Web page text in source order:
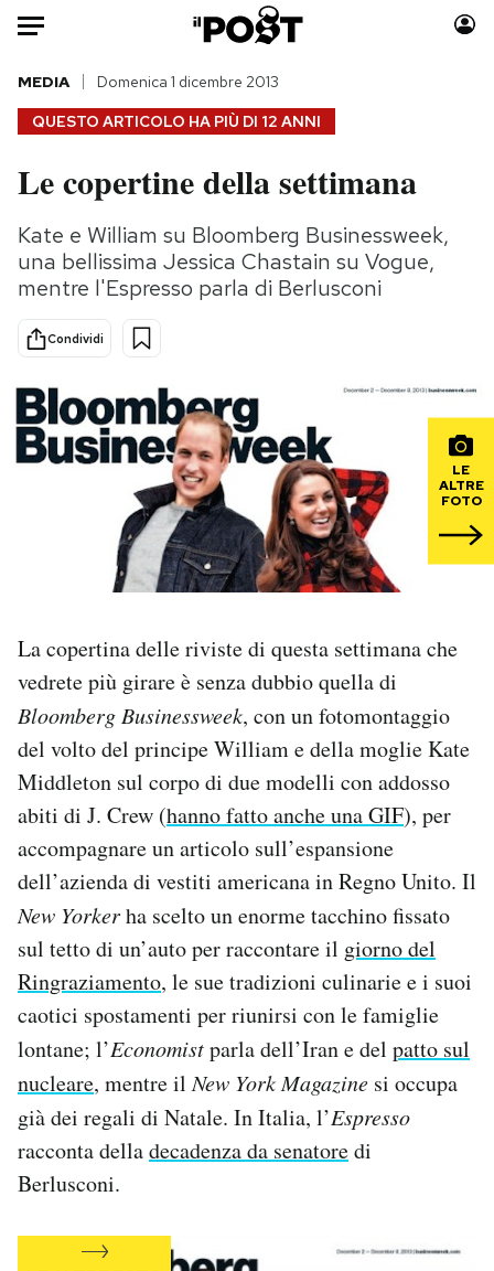
Auto
HOME
Italia
Politica
Tecnologia
Scienza
Economia
Sport
Moda
Consumismi
Storie/Idee
Mondiali calcio 2026
PODCAST
I MIEI PREFERITI
SHOP
CALENDARIO
Area Personale
Newsletter
Notifiche mobile
Hai bisogno di aiuto?
Esci
QUESTO ARTICOLO HA PIÙ DI 12 ANNI
MEDIA Domenica 1 dicembre 2013
Le copertine della settimana
Kate e William su Bloomberg Businessweek,
una bellissima Jessica Chastain su Vogue,
mentre l'Espresso parla di Berlusconi
Condividi
LE
ALTRE
FOTO
La copertina delle riviste di questa settimana che
vedrete più girare è senza dubbio quella di
Bloomberg Businessweek, con un fotomontaggio
del volto del principe William e della moglie Kate
Middleton sul corpo di due modelli con addosso
abiti di J. Crew (hanno fatto anche una GIF), per
accompagnare un articolo sull’espansione
dell’azienda di vestiti americana in Regno Unito. Il
New Yorkerha scelto un enorme tacchino fissato
sul tetto di un’auto per raccontare il giorno del
Ringraziamento, le sue tradizioni culinarie e i suoi
caotici spostamenti per riunirsi con le famiglie
lontane; l’Economistparla dell’Iran e del patto sul
nucleare, mentre ilNew York Magazine si occupa
già dei regali di Natale. In Italia, l’Espresso
racconta delladecadenza da senatoredi
Berlusconi.